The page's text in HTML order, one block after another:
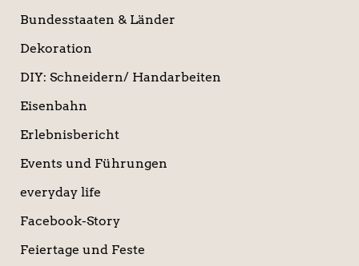
Bundesstaaten & Länder
Dekoration
DIY: Schneidern/ Handarbeiten
Eisenbahn
Erlebnisbericht
Events und Führungen
everyday life
Facebook-Story
Feiertage und Feste